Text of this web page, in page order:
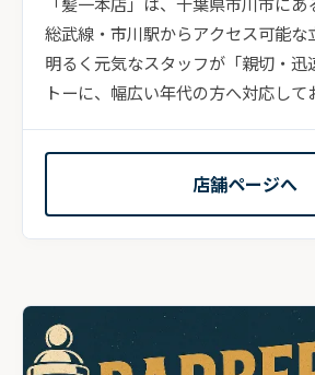
総武線・市川駅からアクセス可能な
明るく元気なスタッフが「親切・迅
トーに、幅広い年代の方へ対応して
店舗ページへ